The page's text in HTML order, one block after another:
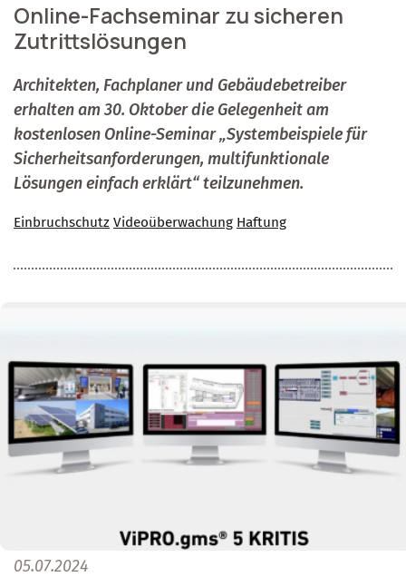
Online-Fachseminar zu sicheren
Zutrittslösungen
Architekten, Fachplaner und Gebäudebetreiber
erhalten am 30. Oktober die Gelegenheit am
kostenlosen Online-Seminar „Systembeispiele für
Sicherheitsanforderungen, multifunktionale
Lösungen einfach erklärt“ teilzunehmen.
Einbruchschutz Videoüberwachung Haftung
05.07.2024